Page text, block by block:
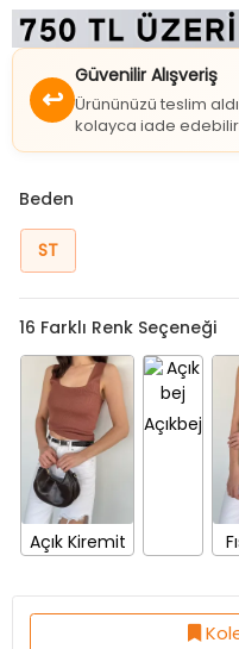
↩
Güvenilir Alışveriş
Ürününüzü teslim
kolayca iade
Beden
ST
16 Farklı Renk Seçeneği
Açık Kiremit
Açıkbej